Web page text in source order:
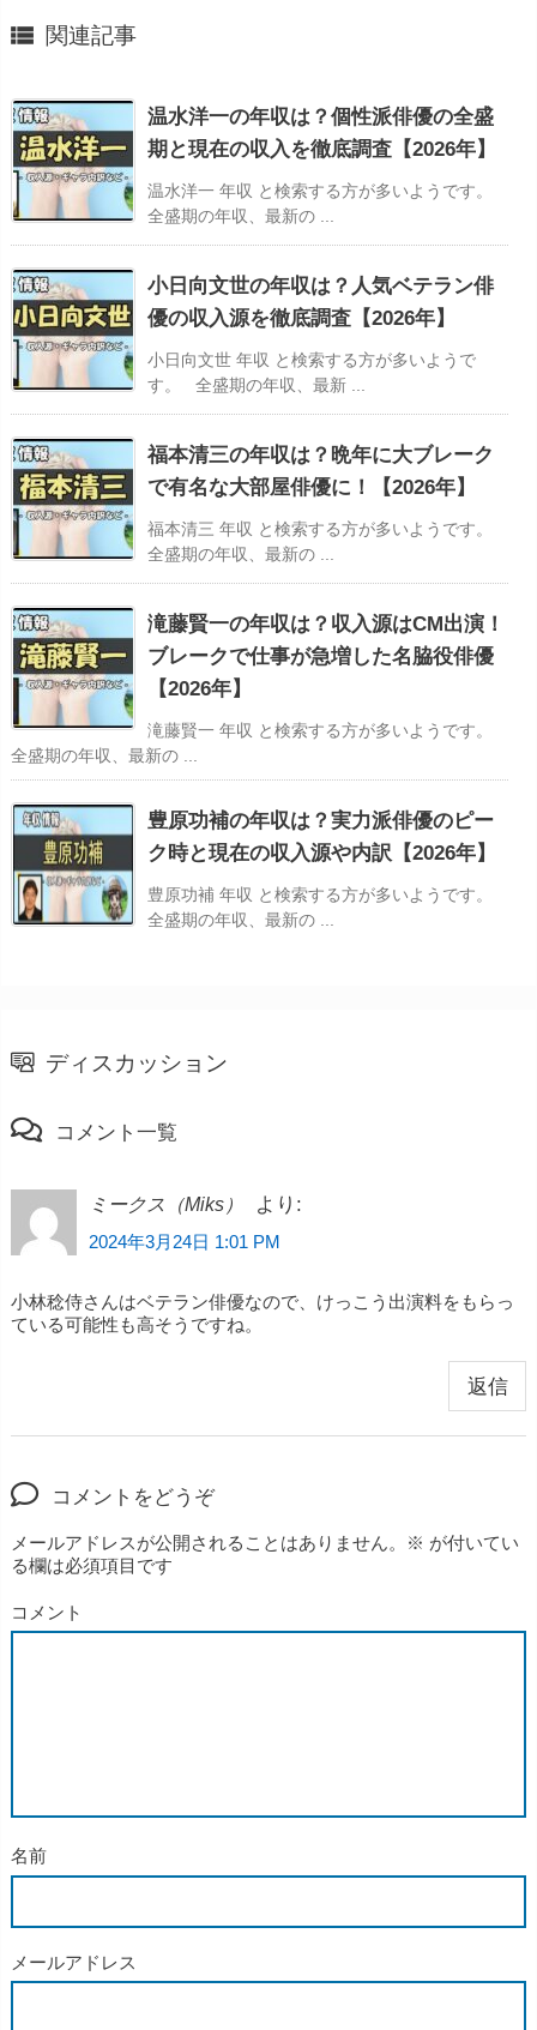
 関連記事
温水洋一の年収は？個性派俳優の全盛
期と現在の収入を徹底調査【2026年】
温水洋一 年収 と検索する方が多いようです。
全盛期の年収、最新の ...
小日向文世の年収は？人気ベテラン俳
優の収入源を徹底調査【2026年】
小日向文世 年収 と検索する方が多いようで
す。 全盛期の年収、最新 ...
福本清三の年収は？晩年に大ブレーク
で有名な大部屋俳優に！【2026年】
福本清三 年収 と検索する方が多いようです。
全盛期の年収、最新の ...
滝藤賢一の年収は？収入源はCM出演！
ブレークで仕事が急増した名脇役俳優
【2026年】
滝藤賢一 年収 と検索する方が多いようです。
全盛期の年収、最新の ...
豊原功補の年収は？実力派俳優のピー
ク時と現在の収入源や内訳【2026年】
豊原功補 年収 と検索する方が多いようです。
全盛期の年収、最新の ...
ディスカッション
コメント一覧
ミークス（Miks） より:
2024年3月24日 1:01 PM
小林稔侍さんはベテラン俳優なので、けっこう出演料をもらっ
ている可能性も高そうですね。
返信
コメントをどうぞ
メールアドレスが公開されることはありません。 ※ が付いてい
る欄は必須項目です
コメント
名前
メールアドレス